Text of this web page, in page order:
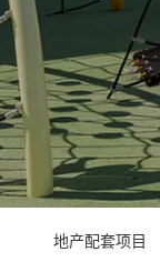
地产配套项目